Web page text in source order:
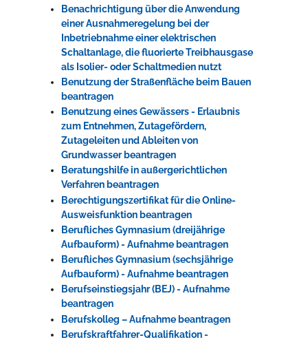
Benachrichtigung über die Anwendung
einer Ausnahmeregelung bei der
Inbetriebnahme einer elektrischen
Schaltanlage, die fluorierte Treibhausgase
als Isolier- oder Schaltmedien nutzt
Benutzung der Straßenfläche beim Bauen
beantragen
Benutzung eines Gewässers - Erlaubnis
zum Entnehmen, Zutagefördern,
Zutageleiten und Ableiten von
Grundwasser beantragen
Beratungshilfe in außergerichtlichen
Verfahren beantragen
Berechtigungszertifikat für die Online-
Ausweisfunktion beantragen
Berufliches Gymnasium (dreijährige
Aufbauform) - Aufnahme beantragen
Berufliches Gymnasium (sechsjährige
Aufbauform) - Aufnahme beantragen
Berufseinstiegsjahr (BEJ) - Aufnahme
beantragen
Berufskolleg – Aufnahme beantragen
Berufskraftfahrer-Qualifikation -